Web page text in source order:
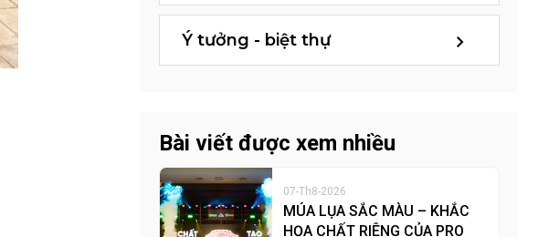
Ý tưởng - biệt thự
Bài viết được xem nhiều
07-Th8-2026
MÚA LỤA SẮC MÀU – KHẮC
HỌA CHẤT RIÊNG CỦA PRO